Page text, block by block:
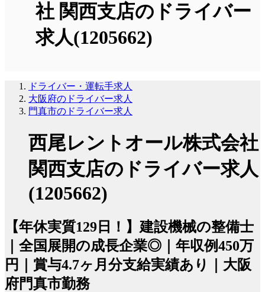
社 関西支店のドライバー
求人(1205662)
ドライバー・運転手求人
大阪府のドライバー求人
門真市のドライバー求人
西尾レントオール株式会社
関西支店のドライバー求人
(1205662)
【年休実質129日！】建設機械の整備士
｜全国展開の成長企業◎｜年収例450万
円｜賞与4.7ヶ月分支給実績あり｜大阪
府門真市勤務